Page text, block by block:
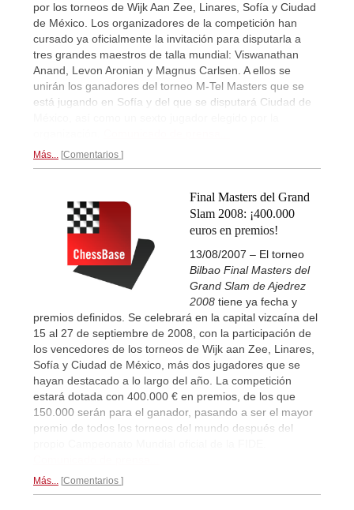
por los torneos de Wijk Aan Zee, Linares, Sofía y Ciudad
de México. Los organizadores de la competición han
cursado ya oficialmente la invitación para disputarla a
tres grandes maestros de talla mundial: Viswanathan
Anand, Levon Aronian y Magnus Carlsen. A ellos se
unirán los ganadores del torneo M-Tel Masters que se
está jugando en Sofía y del que se disputará Ciudad de
Más... Comentarios
Final Masters del Grand
Slam 2008: ¡400.000
euros en premios!
13/08/2007 – El torneo
Bilbao Final Masters del
Grand Slam de Ajedrez
2008 tiene ya fecha y
premios definidos. Se celebrará en la capital vizcaína del
15 al 27 de septiembre de 2008, con la participación de
los vencedores de los torneos de Wijk aan Zee, Linares,
Sofía y Ciudad de México, más dos jugadores que se
hayan destacado a lo largo del año. La competición
estará dotada con 400.000 € en premios, de los que
150.000 serán para el ganador, pasando a ser el mayor
premio de todos los torneos del mundo después del
Más... Comentarios